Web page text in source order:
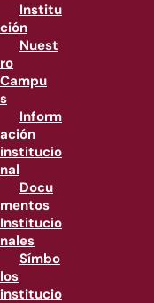
Institu
ción
Nuest
ro
Campu
s
Inform
ación
institucio
nal
Docu
mentos
Institucio
nales
Símbo
los
institucio